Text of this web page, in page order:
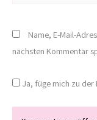
Name, E-Mail-
nächsten Kommentar
Ja, füge mich zu der